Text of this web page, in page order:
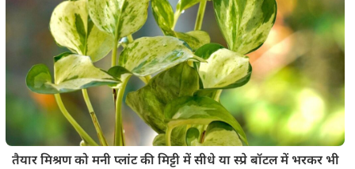
तैयार मिश्रण को मनी प्लांट की मिट्टी में सीधे या स्प्रे बॉटल में भरकर भी